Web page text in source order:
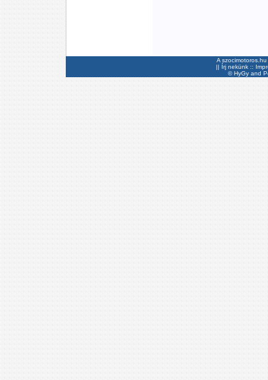
A
|| Írj nekünk ::
©HyGyand